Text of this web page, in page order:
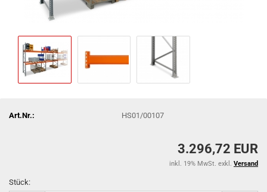
Art.Nr.: HS01/00107
3.296,72 EUR
inkl. 19% MwSt. exkl. Versand
Stück: